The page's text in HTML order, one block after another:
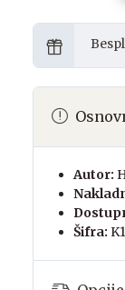
Autor:
Šifra: